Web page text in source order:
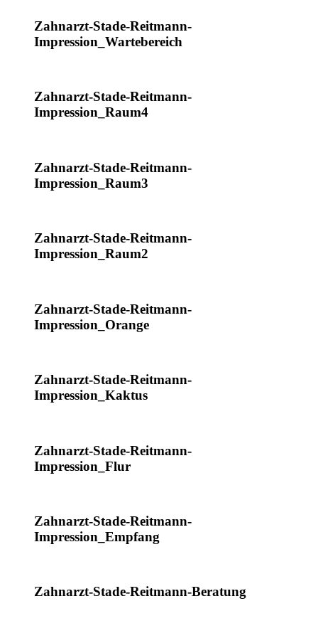
Zahnarzt-Stade-Reitmann-
Impression_Wartebereich
Zahnarzt-Stade-Reitmann-
Impression_Raum4
Zahnarzt-Stade-Reitmann-
Impression_Raum3
Zahnarzt-Stade-Reitmann-
Impression_Raum2
Zahnarzt-Stade-Reitmann-
Impression_Orange
Zahnarzt-Stade-Reitmann-
Impression_Kaktus
Zahnarzt-Stade-Reitmann-
Impression_Flur
Zahnarzt-Stade-Reitmann-
Impression_Empfang
Zahnarzt-Stade-Reitmann-Beratung